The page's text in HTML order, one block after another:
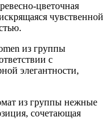
цветочная
чувственной
из группы
с
элегантности,
из группы нежные
сочетающая